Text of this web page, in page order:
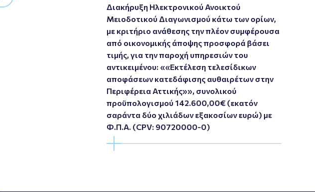
Διακήρυξη Ηλεκτρονικού Ανοικτού
Μειοδοτικού Διαγωνισμού κάτω των ορίων,
με κριτήριο ανάθεσης την πλέον συμφέρουσα
από οικονομικής άποψης προσφορά βάσει
τιμής, για την παροχή υπηρεσιών του
αντικειμένου: ««Εκτέλεση τελεσίδικων
αποφάσεων κατεδάφισης αυθαιρέτων στην
Περιφέρεια Αττικής»», συνολικού
προϋπολογισμού 142.600,00€ (εκατόν
σαράντα δύο χιλιάδων εξακοσίων ευρώ) με
Φ.Π.Α. (CPV: 90720000-0)